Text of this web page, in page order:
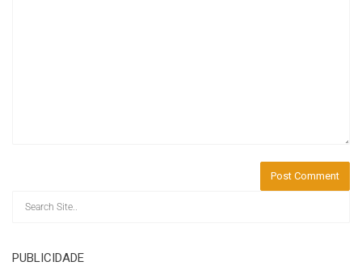
PUBLICIDADE